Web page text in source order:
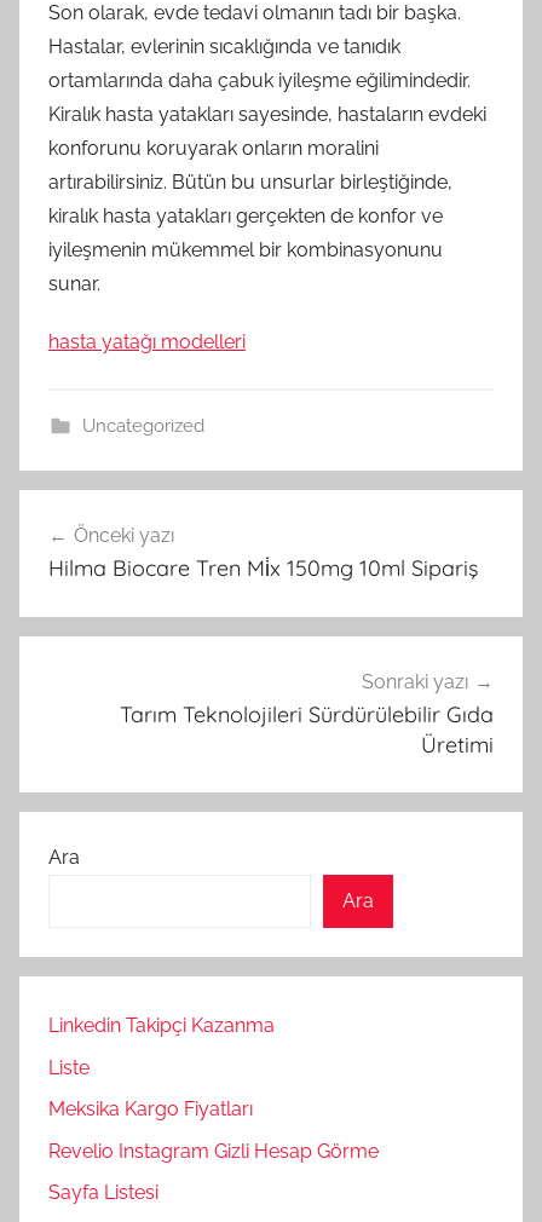
Son olarak, evde tedavi olmanın tadı bir başka.
Hastalar, evlerinin sıcaklığında ve tanıdık
ortamlarında daha çabuk iyileşme eğilimindedir.
Kiralık hasta yatakları sayesinde, hastaların evdeki
konforunu koruyarak onların moralini
artırabilirsiniz. Bütün bu unsurlar birleştiğinde,
kiralık hasta yatakları gerçekten de konfor ve
iyileşmenin mükemmel bir kombinasyonunu
sunar.
hasta yatağı modelleri
Uncategorized
gezinmesi
Önceki yazı
Hilma Biocare Tren Mi̇x 150mg 10ml Sipariş
Sonraki yazı
Tarım Teknolojileri Sürdürülebilir Gıda
Üretimi
Ara
Ara
Linkedin Takipçi Kazanma
Liste
Meksika Kargo Fiyatları
Revelio Instagram Gizli Hesap Görme
Sayfa Listesi